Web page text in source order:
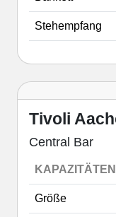
Stehempfang
Tivoli
Central Bar
KAPAZITÄTEN
Größe